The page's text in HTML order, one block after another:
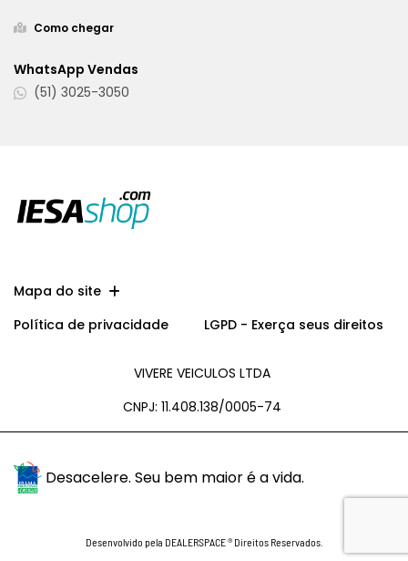
Como chegar
WhatsApp Vendas
(51) 3025-3050
Mapa do site
Política de privacidade
LGPD - Exerça seus direitos
VIVERE VEICULOS LTDA
CNPJ: 11.408.138/0005-74
Desacelere. Seu bem maior é a vida.
Desenvolvido pela DEALERSPACE ® Direitos Reservados.